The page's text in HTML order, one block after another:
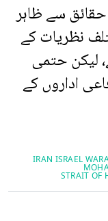
حقائق سے ظاہر
نظریات کے
لیکن حتمی
اداروں کے
IRAN ISRAEL WAR
STRAIT ​OF